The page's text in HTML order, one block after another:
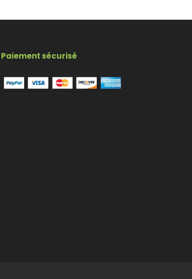
Paiement sécurisé